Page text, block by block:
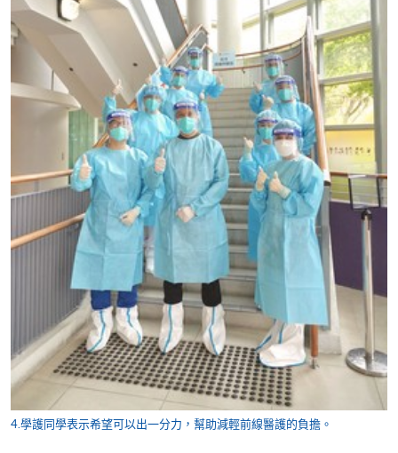
4.學護同學表示希望可以出一分力，幫助減輕前線醫護的負擔。